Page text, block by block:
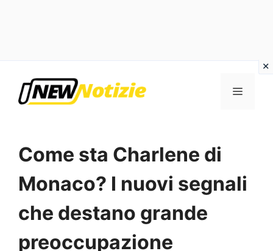
Menu
Come sta Charlene di
Monaco? I nuovi segnali
che destano grande
preoccupazione